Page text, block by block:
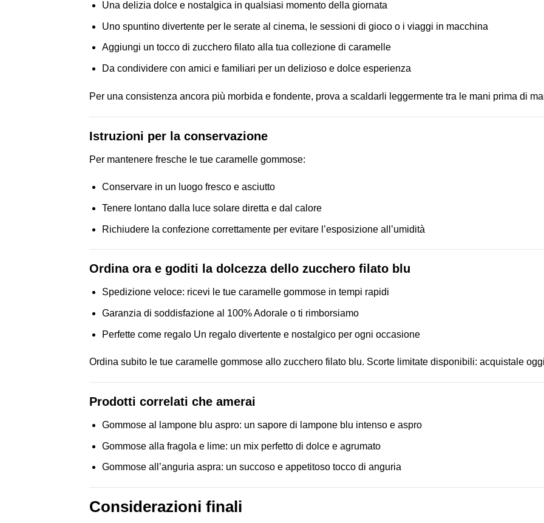
Una delizia dolce e nostalgica in qualsiasi momento della giornata
Uno spuntino divertente per le serate al cinema, le sessioni di gioco o i viaggi in macchina
Aggiungi un tocco di zucchero filato alla tua collezione di caramelle
Da condividere con amici e familiari per un delizioso e dolce esperienza
Per una consistenza ancora più morbida e fondente, prova a scaldarli leggermente tra le mani prima di
Istruzioni per la conservazione
Per mantenere fresche le tue caramelle gommose:
Conservare in un luogo fresco e asciutto
Tenere lontano dalla luce solare diretta e dal calore
Richiudere la confezione correttamente per evitare l’esposizione all’umidità
Ordina ora e goditi la dolcezza dello zucchero filato blu
Spedizione veloce: ricevi le tue caramelle gommose in tempi rapidi
Garanzia di soddisfazione al 100% Adorale o ti rimborsiamo
Perfette come regalo Un regalo divertente e nostalgico per ogni occasione
Ordina subito le tue caramelle gommose allo zucchero filato blu. Scorte limitate disponibili: acquistale
Prodotti correlati che amerai
Gommose al lampone blu aspro: un sapore di lampone blu intenso e aspro
Gommose alla fragola e lime: un mix perfetto di dolce e agrumato
Gommose all’anguria aspra: un succoso e appetitoso tocco di anguria
Considerazioni finali